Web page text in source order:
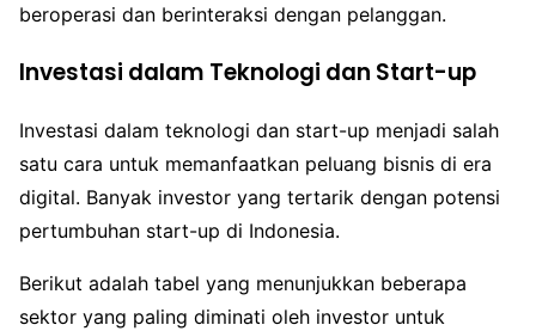
beroperasi dan berinteraksi dengan pelanggan.
Investasi dalam Teknologi dan Start-up
Investasi dalam teknologi dan start-up menjadi salah
satu cara untuk memanfaatkan peluang bisnis di era
digital. Banyak investor yang tertarik dengan potensi
pertumbuhan start-up di Indonesia.
Berikut adalah tabel yang menunjukkan beberapa
sektor yang paling diminati oleh investor untuk